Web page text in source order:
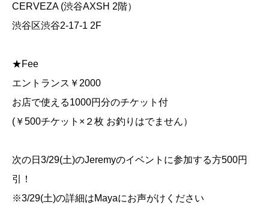
CERVEZA (渋谷AXSH 2階）
渋谷区渋谷2-17-1 2F
★Fee
エントランス￥2000
お店で使える1000円分のチケット付
(￥500チケット×２枚 お釣りはでません）
次の日3/29(土)のJeremyのイベントに参加する方500円
引！
※3/29(土)の詳細はMayaにお声がけください